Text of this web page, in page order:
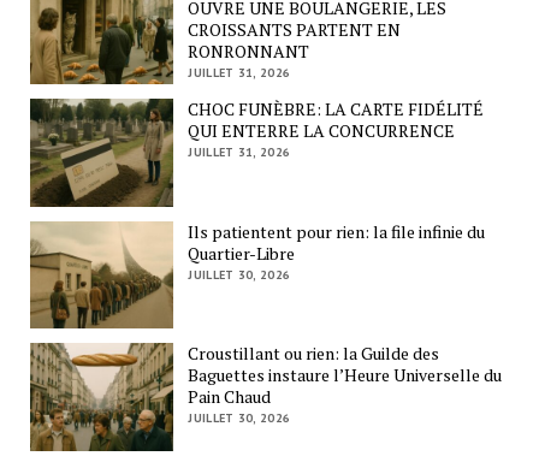
OUVRE UNE BOULANGERIE, LES
CROISSANTS PARTENT EN
RONRONNANT
JUILLET 31, 2026
CHOC FUNÈBRE: LA CARTE FIDÉLITÉ
QUI ENTERRE LA CONCURRENCE
JUILLET 31, 2026
Ils patientent pour rien: la file infinie du
Quartier-Libre
JUILLET 30, 2026
Croustillant ou rien: la Guilde des
Baguettes instaure l’Heure Universelle du
Pain Chaud
JUILLET 30, 2026